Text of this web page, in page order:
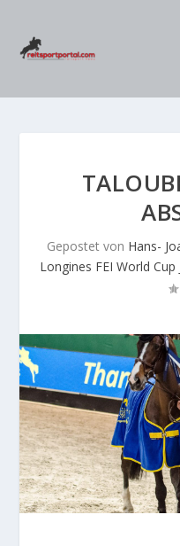
Gepostet von Hans-
Longines FEI World